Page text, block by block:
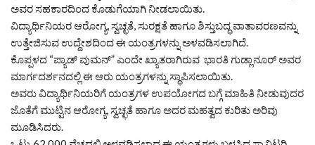
ಅವರ ಸಹಕಾರದಿಂದ ಕೊಡುಗೆಯಾಗಿ ನೀಡಲಾಯಿತು.
ವಿದ್ಯಾರ್ಥಿನಿಯರ ಆರೋಗ್ಯ, ಸ್ವಚ್ಛತೆ, ಸುರಕ್ಷತೆ ಹಾಗೂ ಶಿಸ್ತುಬದ್ಧ ವಾತಾವರಣವನ್ನು
ಉತ್ತೇಜಿಸುವ ಉದ್ದೇಶದಿಂದ ಈ ಯಂತ್ರಗಳನ್ನು ಅಳವಡಿಸಲಾಗಿದೆ.
ಕೊಪ್ಪಳದ “ಪ್ಯಾಡ್ ವುಮನ್” ಎಂದೇ ಖ್ಯಾತರಾಗಿರುವ ಭಾರತಿ ಗುಡ್ಲಾನೂರ್ ಅವರ
ಮಾರ್ಗದರ್ಶನದಲ್ಲಿ ಈ ಆರು ಯಂತ್ರಗಳನ್ನು ಸ್ಥಾಪಿಸಲಾಯಿತು.
ಅವರು ವಿದ್ಯಾರ್ಥಿನಿಯರಿಗೆ ಯಂತ್ರಗಳ ಉಪಯೋಗದ ಬಗ್ಗೆ ಮಾಹಿತಿ ನೀಡುವುದರ
ಜೊತೆಗೆ ಮುಟ್ಟಿನ ಆರೋಗ್ಯ, ಸ್ವಚ್ಛತೆ ಹಾಗೂ ಅದರ ಮಹತ್ವದ ಕುರಿತು ಅರಿವು
ಮೂಡಿಸಿದರು.